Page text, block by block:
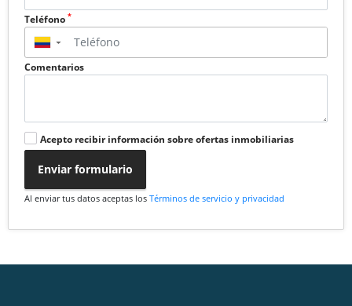
Teléfono *
▼
Comentarios
Acepto recibir información sobre ofertas inmobiliarias
Enviar formulario
Al enviar tus datos aceptas los Términos de servicio y privacidad